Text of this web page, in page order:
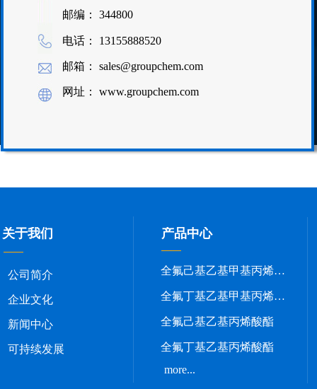
电话： 13155888520
邮箱： sales@groupchem.com
邮编： 344800
网址： www.groupchem.com
产品中心
关于我们
公司简介
企业文化
新闻中心
可持续发展
全氟己基乙基甲基丙烯酸酯
全氟丁基乙基甲基丙烯酸酯
全氟己基乙基丙烯酸酯
全氟丁基乙基丙烯酸酯
more...